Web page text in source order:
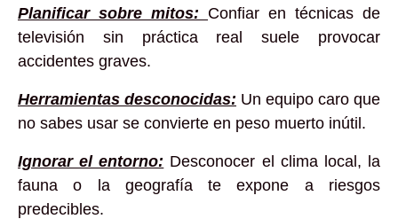
Planificar sobre mitos: Confiar en técnicas de
televisión sin práctica real suele provocar
accidentes graves.
Herramientas desconocidas: Un equipo caro que
no sabes usar se convierte en peso muerto inútil.
Ignorar el entorno: Desconocer el clima local, la
fauna o la geografía te expone a riesgos
predecibles.